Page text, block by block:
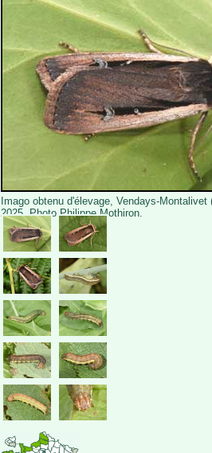
Imago obtenu d'élevage, Vendays-Montalivet
2025. Photo Philippe Mothiron.